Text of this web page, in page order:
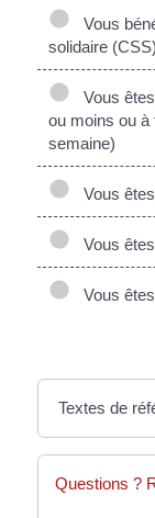
Vous
solidaire (CSS)
Vous
ou moins ou à
semaine)
Vous
Vous
Vous
Textes de
Questions ?